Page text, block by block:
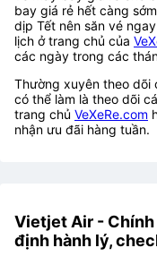
bay giá rẻ hết càng
dịp Tết nên săn vé
lịch ở trang chủ của
các ngày trong các
Thường xuyên theo dõi
có thể làm là theo dõi
trang chủ VeXeRe.com
nhận ưu đãi hàng tuần.
Vietjet Air - Chính
định hành lý,